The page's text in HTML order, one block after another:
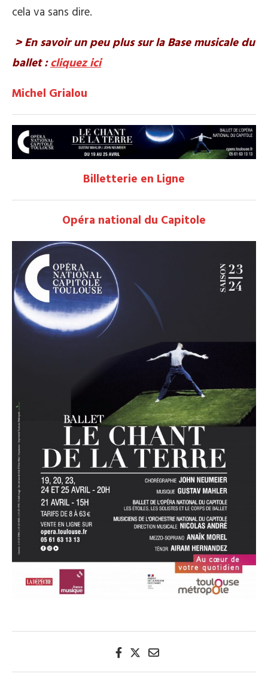
cela va sans dire.
> En savoir un peu plus sur la Base musicale du
ballet :cliquez ici
Michel Grialou
Billetterie en Ligne
Opéra national du Capitole